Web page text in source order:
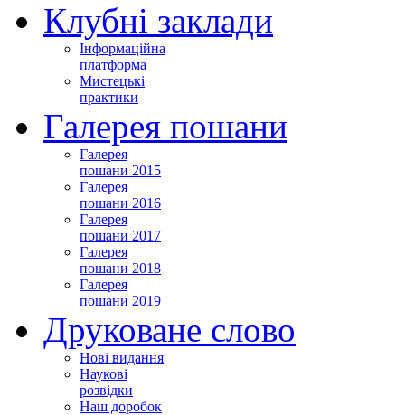
Клубні заклади
Інформаційна
платформа
Мистецькі
практики
Галерея пошани
Галерея
пошани 2015
Галерея
пошани 2016
Галерея
пошани 2017
Галерея
пошани 2018
Галерея
пошани 2019
Друковане слово
Нові видання
Наукові
розвідки
Наш доробок